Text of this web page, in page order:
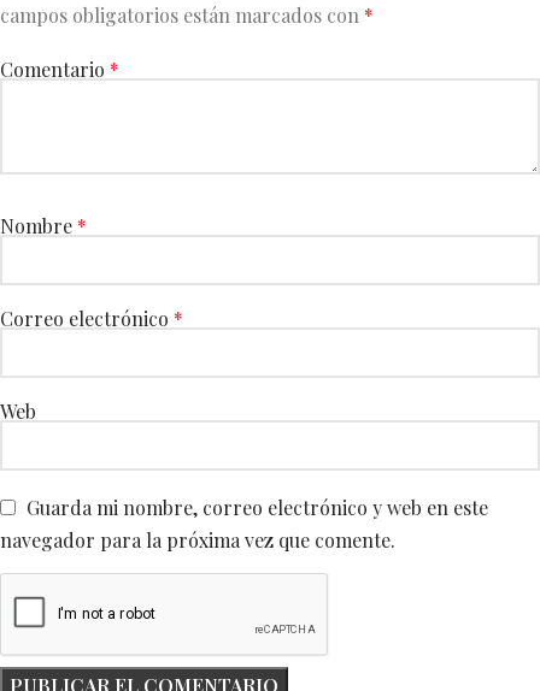
campos obligatorios están marcados con *
Comentario *
Nombre *
Correo electrónico *
Web
Guarda mi nombre, correo electrónico y web en este
navegador para la próxima vez que comente.